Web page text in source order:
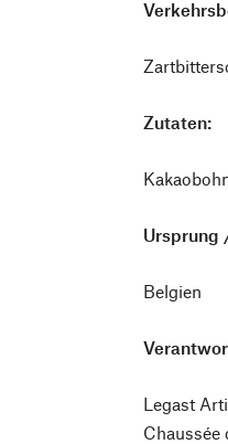
Zutaten:
Ursprung
Belgien
Legast
Chaussée